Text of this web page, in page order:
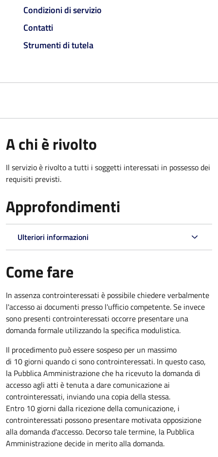
Condizioni di servizio
Contatti
Strumenti di tutela
A chi è rivolto
Il servizio è rivolto a tutti i soggetti interessati in possesso dei
requisiti previsti.
Approfondimenti
Ulteriori informazioni
Come fare
In assenza controinteressati è possibile chiedere verbalmente
l'accesso ai documenti presso l'ufficio competente. Se invece
sono presenti controinteressati occorre presentare una
domanda formale utilizzando la specifica modulistica.
Il procedimento può essere sospeso per un massimo
di 10 giorni quando ci sono controinteressati. In questo caso,
la Pubblica Amministrazione che ha ricevuto la domanda di
accesso agli atti è tenuta a dare comunicazione ai
controinteressati, inviando una copia della stessa.
Entro 10 giorni dalla ricezione della comunicazione, i
controinteressati possono presentare motivata opposizione
alla domanda d'accesso. Decorso tale termine, la Pubblica
Amministrazione decide in merito alla domanda.